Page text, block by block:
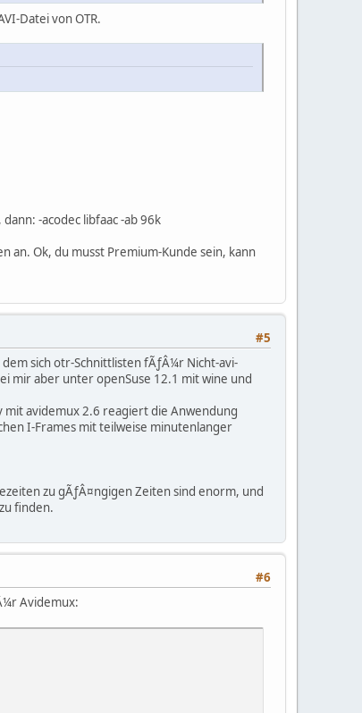
Datei von OTR.
-acodec libfaac -ab 96k
an. Ok, du musst Premium-Kunde sein, kann
#5
sich otr-Schnittlisten fÃƒÂ¼r Nicht-avi-
mir aber unter openSuse 12.1 mit wine und
mit avidemux 2.6 reagiert die Anwendung
I-Frames mit teilweise minutenlanger
zu gÃƒÂ¤ngigen Zeiten sind enorm, und
finden.
#6
Avidemux: